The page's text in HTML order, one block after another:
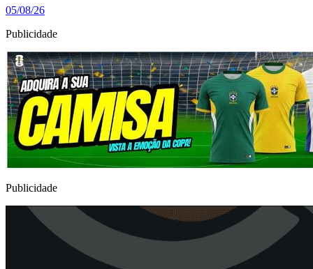
05/08/26
Publicidade
Publicidade